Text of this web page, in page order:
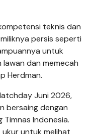
teknis dan
persis seperti
untuk
dan memecah
Herdman.
Juni 2026,
bersaing dengan
Timnas Indonesia.
untuk melihat